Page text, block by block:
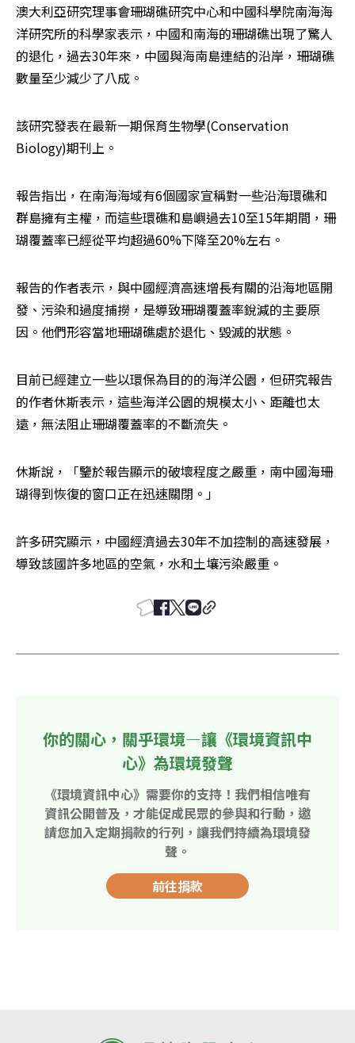
澳大利亞研究理事會珊瑚礁研究中心和中國科學院南海海
洋研究所的科學家表示，中國和南海的珊瑚礁出現了驚人
的退化，過去30年來，中國與海南島連結的沿岸，珊瑚礁
數量至少減少了八成。
該研究發表在最新一期保育生物學(Conservation
Biology)期刊上。
報告指出，在南海海域有6個國家宣稱對一些沿海環礁和
群島擁有主權，而這些環礁和島嶼過去10至15年期間，珊
瑚覆蓋率已經從平均超過60%下降至20%左右。
報告的作者表示，與中國經濟高速增長有關的沿海地區開
發、污染和過度捕撈，是導致珊瑚覆蓋率銳減的主要原
因。他們形容當地珊瑚礁處於退化、毀滅的狀態。
目前已經建立一些以環保為目的的海洋公園，但研究報告
的作者休斯表示，這些海洋公園的規模太小、距離也太
遠，無法阻止珊瑚覆蓋率的不斷流失。
休斯說，「鑒於報告顯示的破壞程度之嚴重，南中國海珊
瑚得到恢復的窗口正在迅速關閉。」
許多研究顯示，中國經濟過去30年不加控制的高速發展，
導致該國許多地區的空氣，水和土壤污染嚴重。
你的關心，關乎環境—讓《環境資訊中
心》為環境發聲
《環境資訊中心》需要你的支持！我們相信唯有
資訊公開普及，才能促成民眾的參與和行動，邀
請您加入定期捐款的行列，讓我們持續為環境發
聲。
前往捐款